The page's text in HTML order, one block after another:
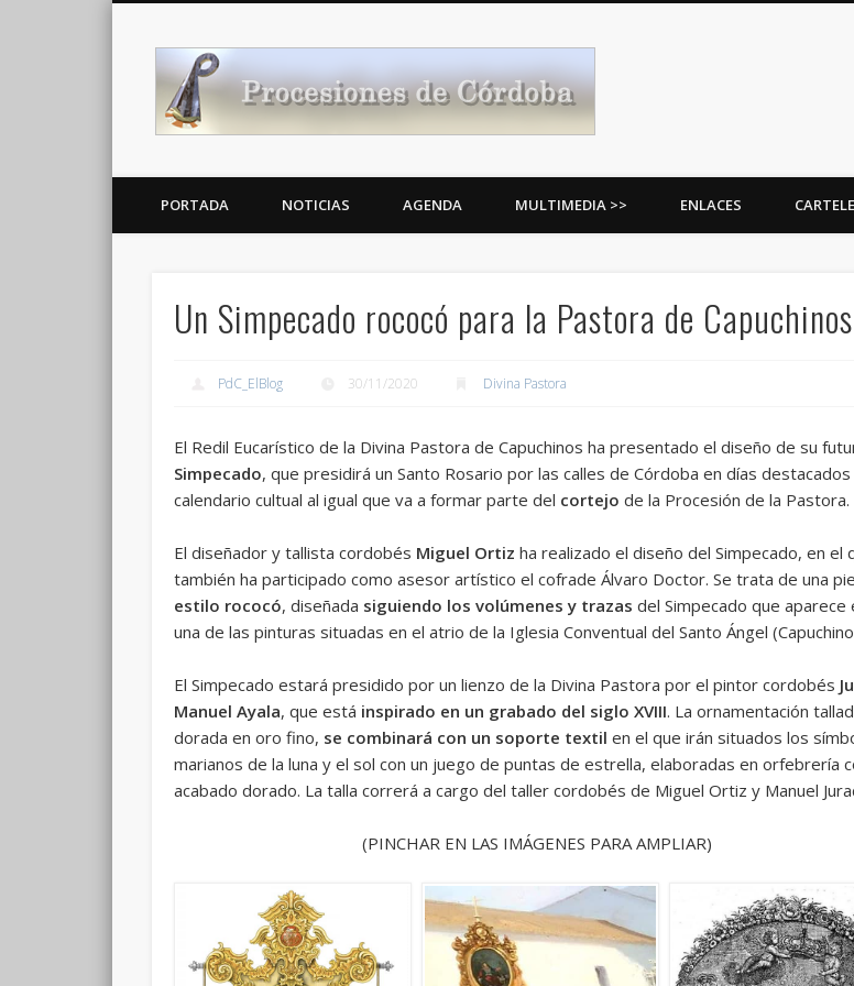
Noticias Cofrades
PORTADA NOTICIAS AGENDA MULTIMEDIA >> ENLACES
Un Simpecado rococó para la Pastora de Capuchinos
PdC_ElBlog 30/11/2020 Divina Pastora
El Redil Eucarístico de la Divina Pastora de Capuchinos ha presentado el diseño de su
Simpecado, que presidirá un Santo Rosario por las calles de Córdoba en días
calendario cultual al igual que va a formar parte del cortejo de la Procesión de la Pastora.
El diseñador y tallista cordobés Miguel Ortiz ha realizado el diseño del Simpecado, en el
también ha participado como asesor artístico el cofrade Álvaro Doctor. Se trata de una
estilo rococó, diseñada siguiendo los volúmenes y trazas del Simpecado que aparece
una de las pinturas situadas en el atrio de la Iglesia Conventual del Santo Ángel
El Simpecado estará presidido por un lienzo de la Divina Pastora por el pintor cordobés
Manuel Ayala, que está inspirado en un grabado del siglo XVIII. La ornamentación
dorada en oro fino, se combinará con un soporte textil en el que irán situados los
marianos de la luna y el sol con un juego de puntas de estrella, elaboradas en orfebrería
acabado dorado. La talla correrá a cargo del taller cordobés de Miguel Ortiz y Manuel
(PINCHAR EN LAS IMÁGENES PARA AMPLIAR)